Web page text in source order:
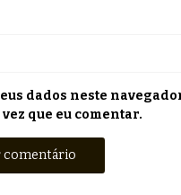
dados neste
que eu comentar.